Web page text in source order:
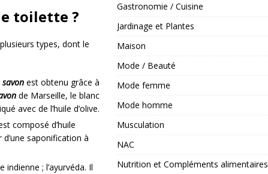
toilette ?
types, dont le
savon est obtenu grâce à
de Marseille, le blanc
avec de l’huile d’olive.
composé d’huile
saponification à
indienne ; l’ayurvéda. Il
Gastronomie / Cuisine
Jardinage et Plantes
Maison
Mode / Beauté
Mode femme
Mode homme
Musculation
NAC
Nutrition et Compléments alimentaires